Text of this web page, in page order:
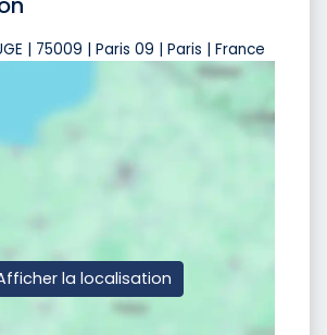
| 75009 | Paris 09 | Paris | France
la localisation